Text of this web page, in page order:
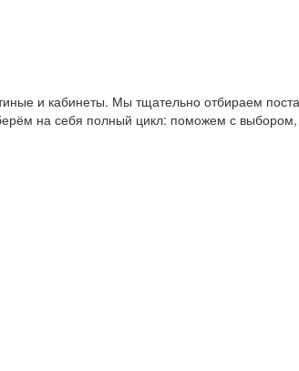
и кабинеты. Мы тщательно отбираем
на себя полный цикл: поможем с